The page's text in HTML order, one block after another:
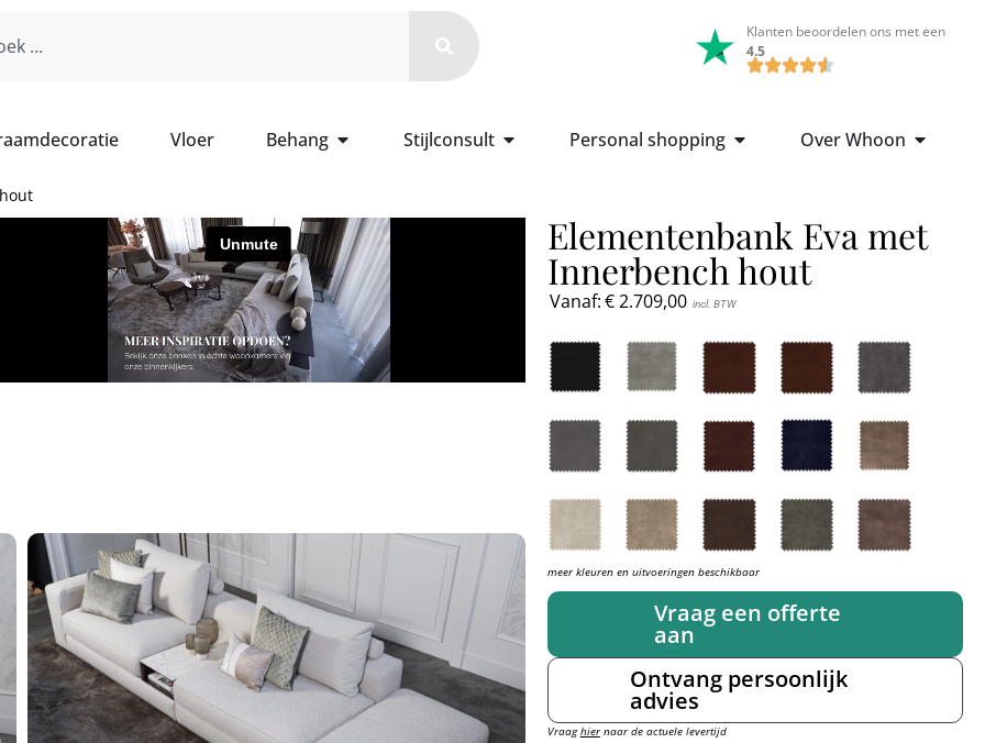
Klanten beoordelen ons met een
4.5
Vloer Behang Stijlconsult Personal shopping Over Whoon
Elementenbank Eva met
Innerbench hout
Vanaf:€2.709,00 incl. BTW
meer kleuren en uitvoeringen beschikbaar
Vraag een offerte
aan
Ontvang persoonlijk
advies
Vraaghiernaar de actuele levertijd